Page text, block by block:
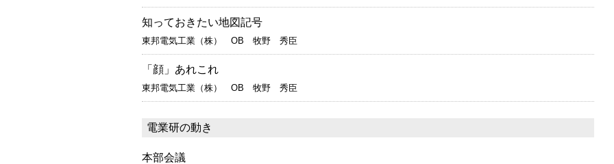
知っておきたい地図記号
東邦電気工業（株） OB 牧野 秀臣
「顔」あれこれ
東邦電気工業（株） OB 牧野 秀臣
電業研の動き
本部会議